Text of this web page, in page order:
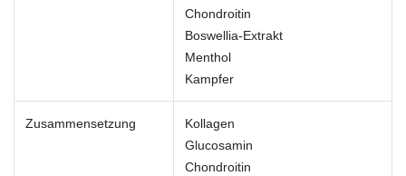
Chondroitin
Boswellia-Extrakt
Menthol
Kampfer
Zusammensetzung
Kollagen
Glucosamin
Chondroitin